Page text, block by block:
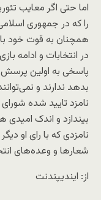
اما حتی اگر معایب
را که در جمهوری
همچنان به قوت خود
در انتخابات و ادامه
پاسخی به اولین
بدهد ندارند و
نامزد تایید شده
بیندازد و اندک
نامزدی که با رای او
شعارها و وعده‌های
از: ایندیپندنت